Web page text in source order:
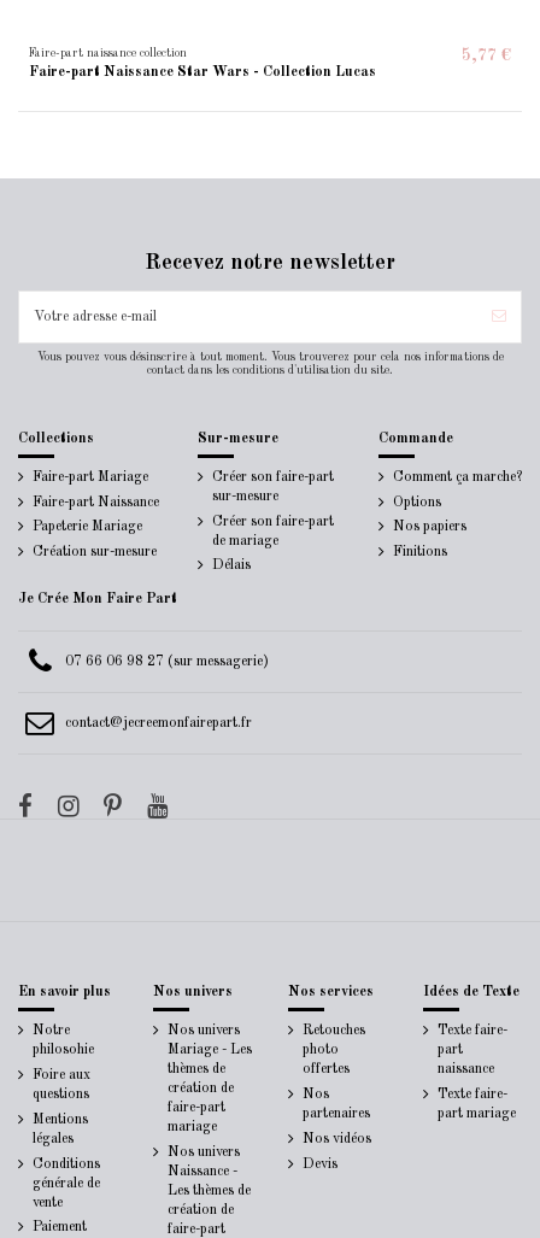
Faire-part naissance collection
Faire-part Naissance Star Wars - Collection Lucas
5,77 €
Recevez notre newsletter
Vous pouvez vous désinscrire à tout moment. Vous trouverez pour cela nos informations de
contact dans les conditions d'utilisation du site.
Collections
Faire-part Mariage
Faire-part Naissance
Papeterie Mariage
Création sur-mesure
Sur-mesure
Créer son faire-part
sur-mesure
Créer son faire-part
de mariage
Délais
Commande
Comment ça marche?
Options
Nos papiers
Finitions
Je Crée Mon Faire Part
07 66 06 98 27 (sur messagerie)
contact@jecreemonfairepart.fr
En savoir plus
Notre
philosohie
Foire aux
questions
Mentions
légales
Conditions
générale de
vente
Paiement
Nos univers
Nos univers
Mariage - Les
thèmes de
création de
faire-part
mariage
Nos univers
Naissance -
Les thèmes de
création de
faire-part
Nos services
Retouches
photo
offertes
Nos
partenaires
Nos vidéos
Devis
Idées de Texte
Texte faire-
part
naissance
Texte faire-
part mariage